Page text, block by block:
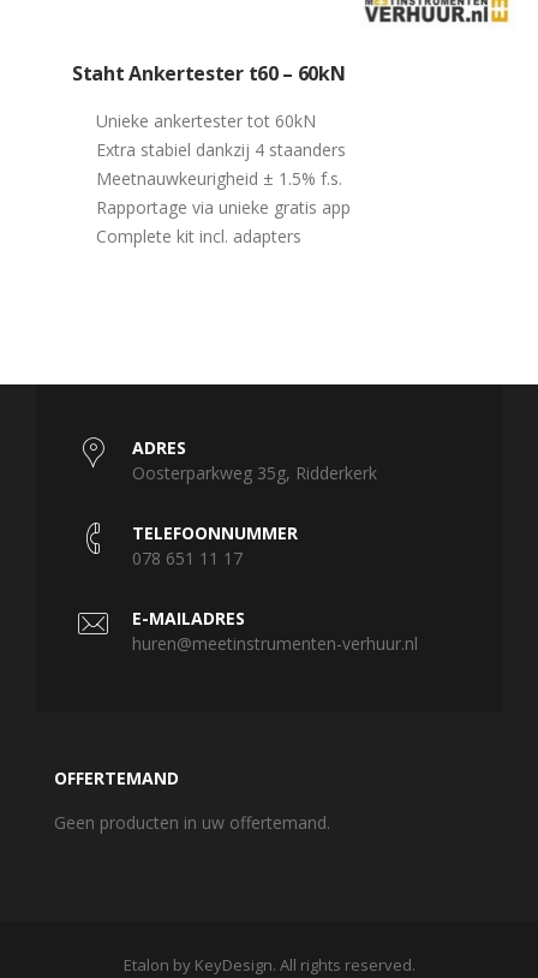
Staht Ankertester t60 – 60kN
Unieke ankertester tot 60kN
Extra stabiel dankzij 4 staanders
Meetnauwkeurigheid ± 1.5% f.s.
Rapportage via unieke gratis app
Complete kit incl. adapters
ADRES
Oosterparkweg 35g, Ridderkerk
TELEFOONNUMMER
078 651 11 17
E-MAILADRES
huren@meetinstrumenten-verhuur.nl
OFFERTEMAND
Geen producten in uw offertemand.
Etalon by KeyDesign. All rights reserved.